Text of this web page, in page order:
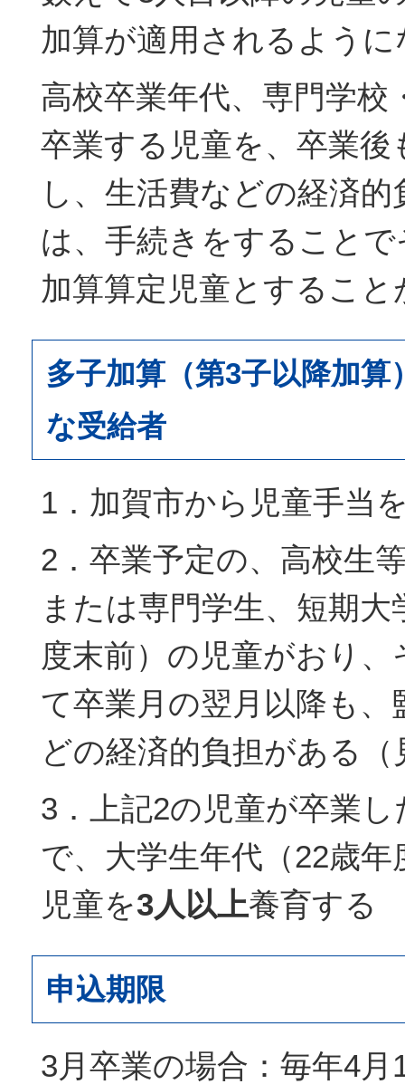
加算が適用されるよう
高校卒業年代、専門学校
卒業する児童を、卒業後
し、生活費などの経済
は、手続きをすること
加算算定児童とするこ
多子加算（第3子以降加算
な受給者
1．加賀市から児童手当
2．卒業予定の、高校生
または専門学生、短期大
度末前）の児童がおり
て卒業月の翌月以降も、
どの経済的負担がある（
3．上記2の児童が卒業
で、大学生年代（22歳
児童を3人以上養育する
申込期限
3月卒業の場合：毎年4月